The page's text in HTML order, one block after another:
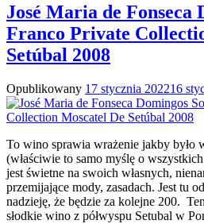
José Maria de Fonseca
Franco Private
Setúbal 2008
Opublikowany 17 stycznia 202216
To wino sprawia wrażenie jakby było
(właściwie to samo myślę o
jest świetne na swoich własnych,
przemijające mody, zasadach. Jest tu
nadzieję, że będzie za kolejne 200.
słodkie wino z półwyspu Setubal w